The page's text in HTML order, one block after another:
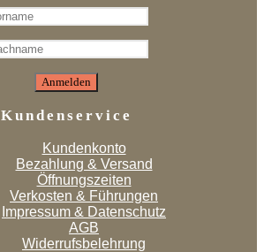
Kundenservice
Kundenkonto
Bezahlung & Versand
Öffnungszeiten
Verkosten & Führungen
Impressum & Datenschutz
AGB
Widerrufsbelehrung